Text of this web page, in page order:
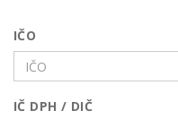
IČO
IČ DPH / DIČ